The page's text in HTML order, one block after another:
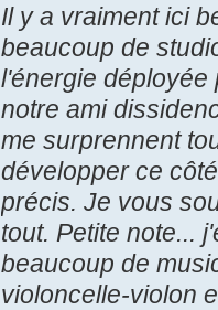
Il y a vraiment ici
beaucoup de
l'énergie déployée
notre ami
me surprennent
développer ce
précis. Je vous
tout. Petite note...
beaucoup de
violoncelle-violon